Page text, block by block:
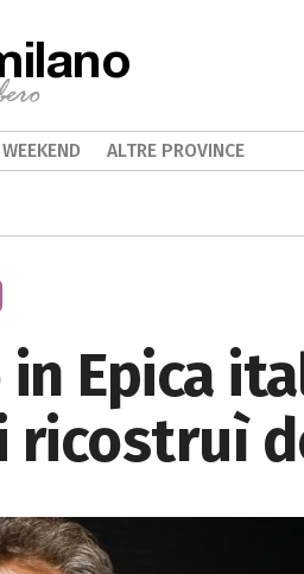
Epica
ricostruì
WEEKEND ALTRE PROVINCE